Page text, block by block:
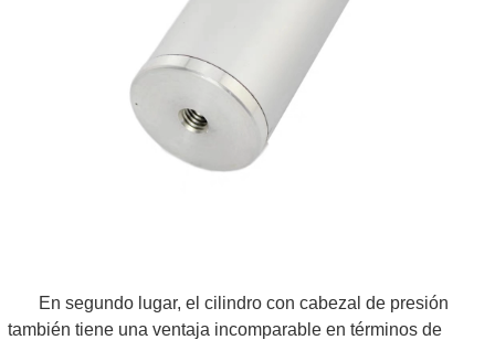
En segundo lugar, el cilindro con cabezal de presión
también tiene una ventaja incomparable en términos de